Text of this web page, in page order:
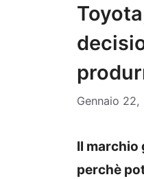
Gennaio
Il marchio
perchè